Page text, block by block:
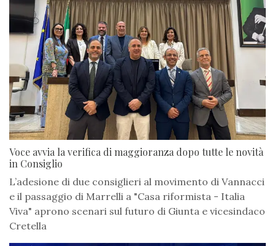
Voce avvia la verifica di maggioranza dopo tutte le novità
in Consiglio
L’adesione di due consiglieri al movimento di Vannacci
e il passaggio di Marrelli a "Casa riformista - Italia
Viva" aprono scenari sul futuro di Giunta e vicesindaco
Cretella